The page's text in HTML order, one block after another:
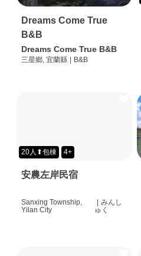
Dreams Come True
B&B
Dreams Come True B&B
三星鄉, 宜蘭縣 | B&B
20人⬆包棟 4+
安農左岸民宿
Sanxing Township,
Yilan City
| みんし
ゅく